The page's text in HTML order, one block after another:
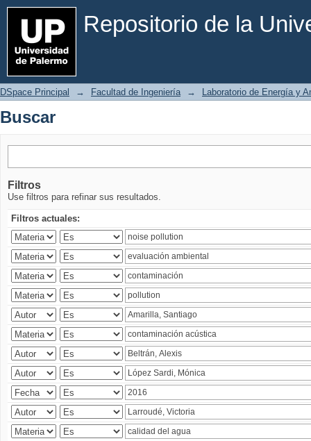
Repositorio de la
Buscar
DSpace Principal → Facultad de Ingeniería → Laboratorio de Energía y
Buscar
Filtros
Use filtros para refinar sus resultados.
Filtros actuales: